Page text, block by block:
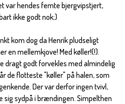
var hendes femte bjergvipstjert,
ikke godt nok;)
kom dog da Henrik pludseligt
en mellemkjove! Med køller!(!).
dragt godt forvekles med almindelig
de flotteste "køller" på halen, som
Der var derfor ingen tvivl,
sydpå i brændingen. Simpelthen